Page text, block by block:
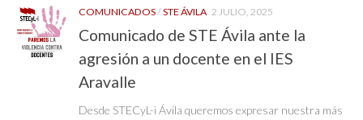
COMUNICADOS/STE ÁVILA 2 JULIO, 2025
Comunicado de STE Ávila ante la
agresión a un docente en el IES
Aravalle
Desde STECyL-i Ávila queremos expresar nuestra más